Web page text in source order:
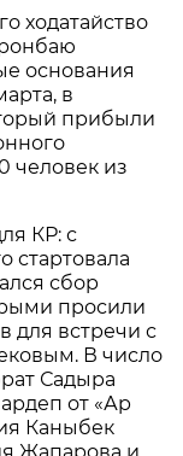
ходатайство
основания
в
прибыли
человек из
КР: с
стартовала
сбор
просили
для встречи с
В число
Садыра
от «Ар
Каныбек